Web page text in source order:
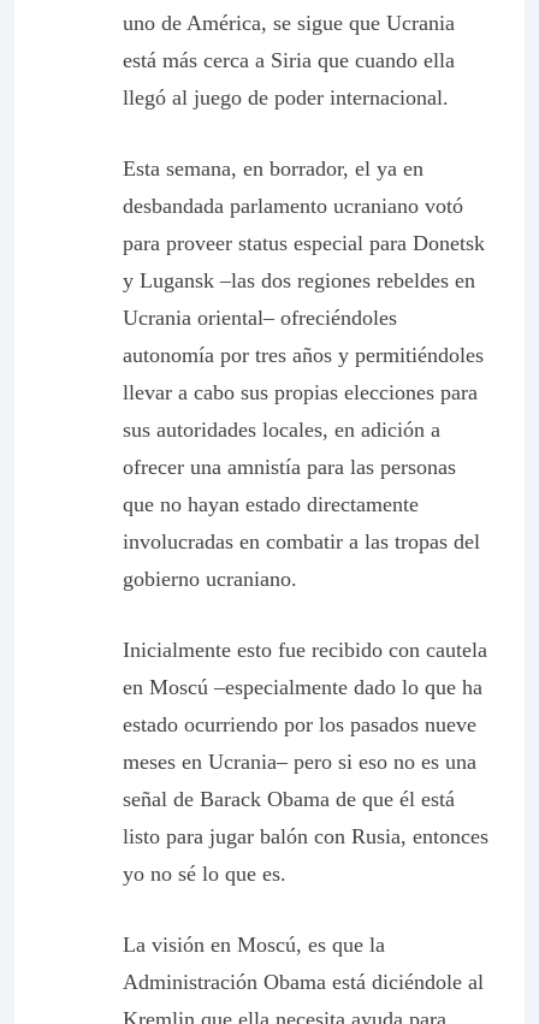
uno de América, se sigue que Ucrania
está más cerca a Siria que cuando ella
llegó al juego de poder internacional.
Esta semana, en borrador, el ya en
desbandada parlamento ucraniano votó
para proveer status especial para Donetsk
y Lugansk –las dos regiones rebeldes en
Ucrania oriental– ofreciéndoles
autonomía por tres años y permitiéndoles
llevar a cabo sus propias elecciones para
sus autoridades locales, en adición a
ofrecer una amnistía para las personas
que no hayan estado directamente
involucradas en combatir a las tropas del
gobierno ucraniano.
Inicialmente esto fue recibido con cautela
en Moscú –especialmente dado lo que ha
estado ocurriendo por los pasados nueve
meses en Ucrania– pero si eso no es una
señal de Barack Obama de que él está
listo para jugar balón con Rusia, entonces
yo no sé lo que es.
La visión en Moscú, es que la
Administración Obama está diciéndole al
Kremlin que ella necesita ayuda para